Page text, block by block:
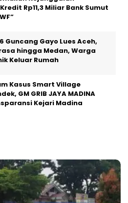
Rp11,3 Miliar Bank Sumut
Guncang Gayo Lues Aceh,
hingga Medan, Warga
Keluar Rumah
Kasus Smart Village
GM GRIB JAYA MADINA
Kejari Madina